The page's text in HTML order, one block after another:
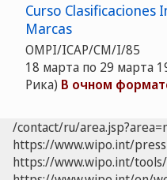
Curso
Marcas
OMPI/ICAP/CM/I/85
18 марта по 29 марта
Рика) В очном
/contact/ru/
https://www.wipo.int/
https://www.wipo.int/